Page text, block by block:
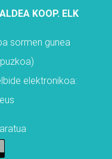
KOOP. ELK
sormen gunea
elektronikoa: